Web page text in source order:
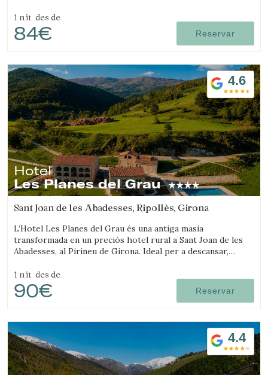
1 nit des de
84€ Reservar
4.6
Hotel
Les Planes del Grau
Sant Joan de les Abadesses, Ripollès, Girona
L’Hotel Les Planes del Grau és una antiga masia
transformada en un preciós hotel rural a Sant Joan de les
Abadesses, al Pirineu de Girona. Ideal per a descansar,
1 nit des de
90€ Reservar
4.4